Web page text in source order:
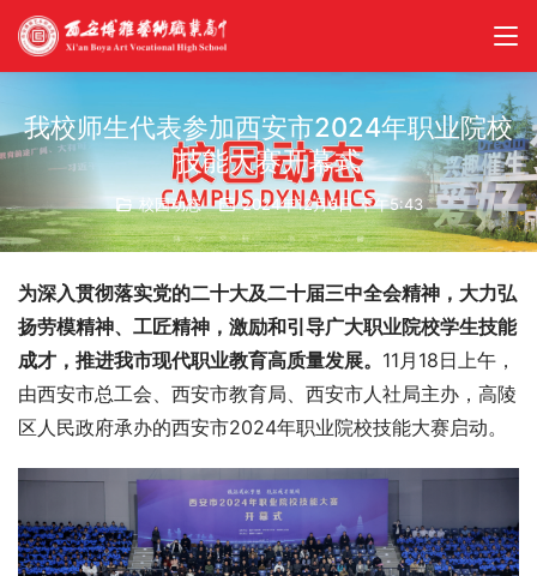
我校师生代表参加西安市2024年职业院校
技能大赛开幕式
校园动态 2024年12月6日 下午5:43
为深入贯彻落实党的二十大及二十届三中全会精神，大力弘
扬劳模精神、工匠精神，激励和引导广大职业院校学生技能
成才，推进我市现代职业教育高质量发展。 11月18日上午，
由西安市总工会、西安市教育局、西安市人社局主办，高陵
区人民政府承办的西安市2024年职业院校技能大赛启动。